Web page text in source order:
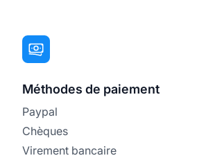
Méthodes de paiement
Paypal
Chèques
Virement bancaire